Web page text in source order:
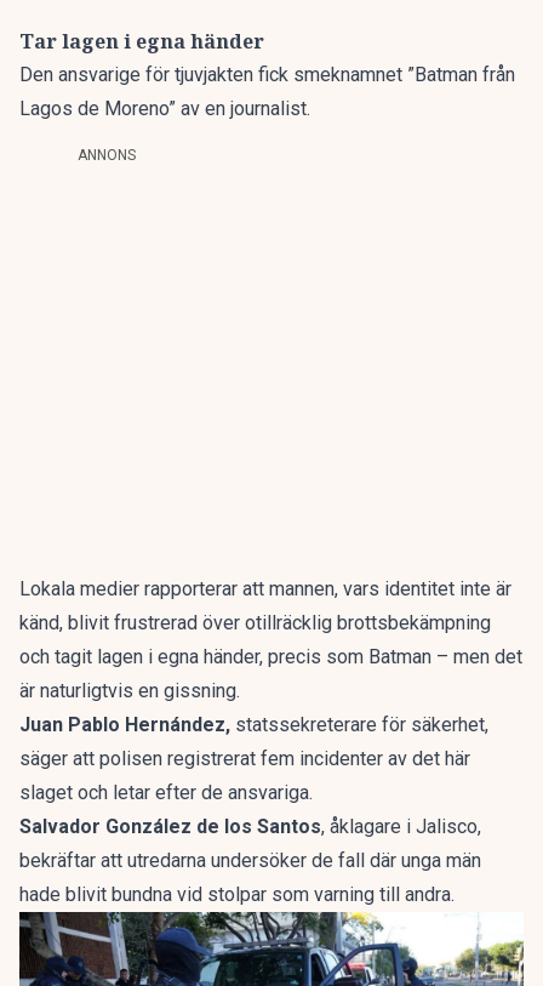
Tar lagen i egna händer
Den ansvarige för tjuvjakten fick smeknamnet ”Batman från
Lagos de Moreno” av en journalist.
ANNONS
Lokala medier rapporterar att mannen, vars identitet inte är
känd, blivit frustrerad över otillräcklig brottsbekämpning
och tagit lagen i egna händer, precis som Batman – men det
är naturligtvis en gissning.
Juan Pablo Hernández, statssekreterare för säkerhet,
säger att polisen registrerat fem incidenter av det här
slaget och letar efter de ansvariga.
Salvador González de los Santos, åklagare i Jalisco,
bekräftar att utredarna undersöker de fall där unga män
hade blivit bundna vid stolpar som varning till andra.